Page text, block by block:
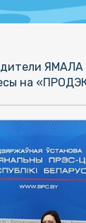
ЯМАЛА
на